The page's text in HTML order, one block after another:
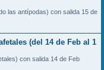
las antípodas) con salida 15 de
(del 14 de Feb al 1
con salida 14 de Feb